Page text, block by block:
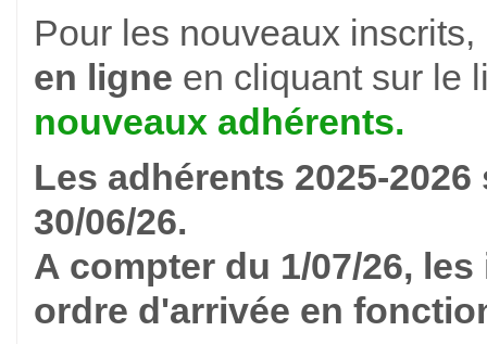
Pour les nouveaux
en ligne en cliquant sur le
nouveaux adhérents.
Les adhérents 2025-
30/06/26.
A compter du 1/07/26,
ordre d'arrivée en